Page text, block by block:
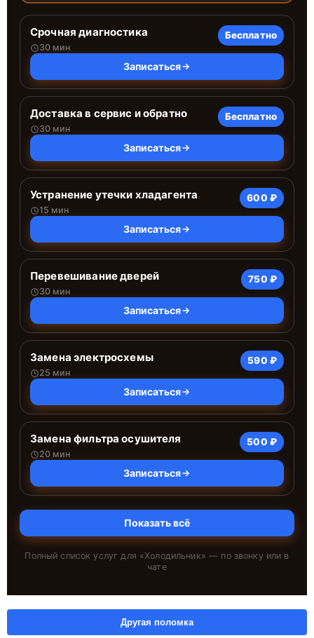
Срочная диагностика
30 мин
Бесплатно
Записаться
Доставка в сервис и обратно
30 мин
Бесплатно
Записаться
Устранение утечки хладагента
15 мин
600 ₽
Записаться
Перевешивание дверей
30 мин
750 ₽
Записаться
Замена электросхемы
25 мин
590 ₽
Записаться
Замена фильтра осушителя
20 мин
500 ₽
Записаться
Показать всё
Полный список услуг для «Холодильник» — по звонку или в
чате
Другая поломка